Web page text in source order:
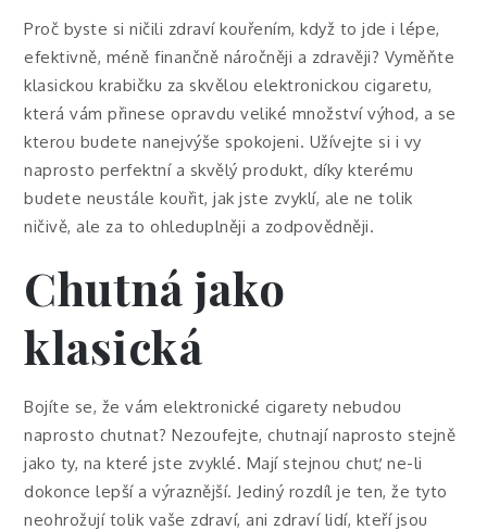
Proč byste si ničili zdraví kouřením, když to jde i lépe,
efektivně, méně finančně náročněji a zdravěji? Vyměňte
klasickou krabičku za skvělou elektronickou cigaretu,
která vám přinese opravdu veliké množství výhod, a se
kterou budete nanejvýše spokojeni. Užívejte si i vy
naprosto perfektní a skvělý produkt, díky kterému
budete neustále kouřit, jak jste zvyklí, ale ne tolik
ničivě, ale za to ohleduplněji a zodpovědněji.
Chutná jako
klasická
Bojíte se, že vámelektronické cigarety nebudou
naprosto chutnat? Nezoufejte, chutnají naprosto stejně
jako ty, na které jste zvyklé. Mají stejnou chuť, ne-li
dokonce lepší a výraznější. Jediný rozdíl je ten, že tyto
neohrožují tolik vaše zdraví, ani zdraví lidí, kteří jsou